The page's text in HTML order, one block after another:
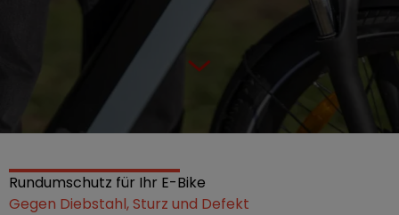
Rundumschutz für Ihr E-Bike
Gegen Diebstahl, Sturz und Defekt